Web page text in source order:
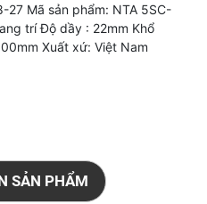
27 Mã sản phẩm: NTA 5SC-
trí Độ dầy : 22mm Khổ
Xuất xứ: Việt Nam
SẢN PHẨM